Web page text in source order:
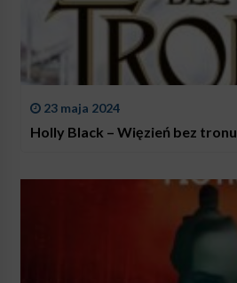
23 maja 2024
Holly Black – Więzień bez tronu